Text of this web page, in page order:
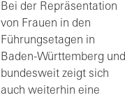
Bei der Repräsentation
von Frauen in den
Führungsetagen in
Baden-Württemberg und
bundesweit zeigt sich
auch weiterhin eine